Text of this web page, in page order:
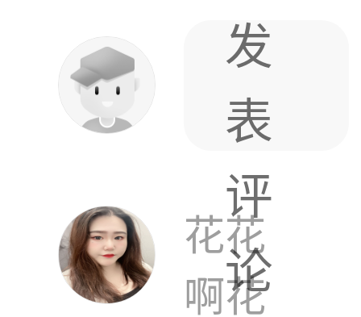
发
表
评
论
花花
啊花